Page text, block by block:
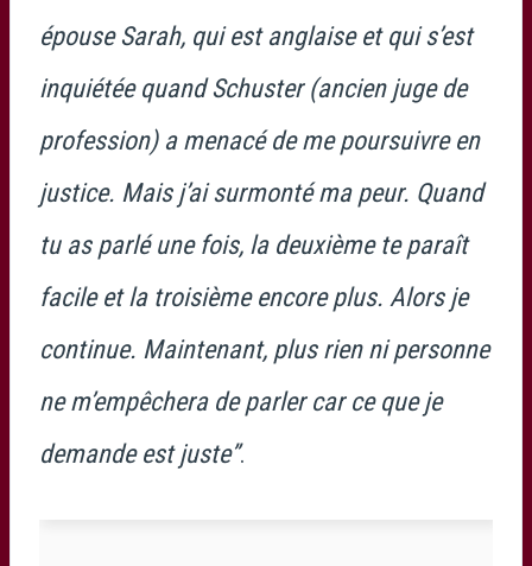
épouse Sarah, qui est anglaise et qui s’est
inquiétée quand Schuster (ancien juge de
profession) a menacé de me poursuivre en
justice. Mais j’ai surmonté ma peur. Quand
tu as parlé une fois, la deuxième te paraît
facile et la troisième encore plus. Alors je
continue. Maintenant, plus rien ni personne
ne m’empêchera de parler car ce que je
demande est juste”.